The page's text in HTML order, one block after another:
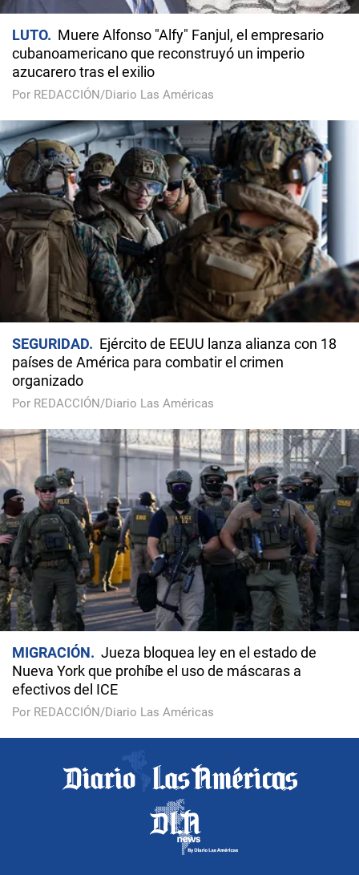
LUTO
Muere Alfonso "Alfy" Fanjul, el empresario
cubanoamericano que reconstruyó un imperio
azucarero tras el exilio
Por REDACCIÓN/Diario Las Américas
SEGURIDAD
Ejército de EEUU lanza alianza con 18
países de América para combatir el crimen
organizado
Por REDACCIÓN/Diario Las Américas
MIGRACIÓN
Jueza bloquea ley en el estado de
Nueva York que prohíbe el uso de máscaras a
efectivos del ICE
Por REDACCIÓN/Diario Las Américas